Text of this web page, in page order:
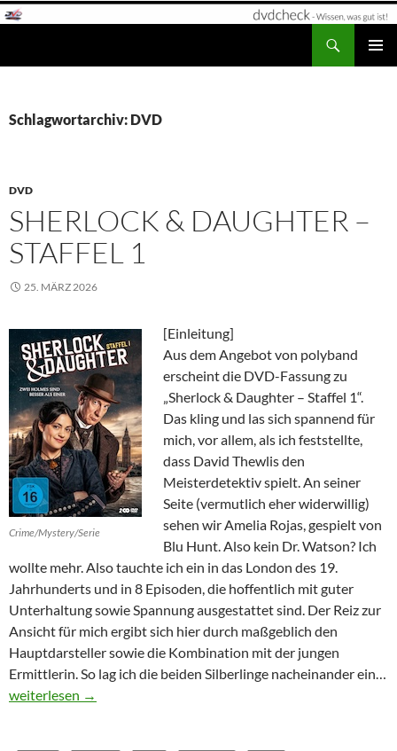
Zum
Schlagwortarchiv: DVD
DVD
SHERLOCK & DAUGHTER –
STAFFEL 1
25. MÄRZ 2026
Crime/Mystery/Serie
[Einleitung]
Aus dem Angebot von polyband
erscheint die DVD-Fassung zu
„Sherlock & Daughter – Staffel 1“.
Das kling und las sich spannend für
mich, vor allem, als ich feststellte,
dass David Thewlis den
Meisterdetektiv spielt. An seiner
Seite (vermutlich eher widerwillig)
sehen wir Amelia Rojas, gespielt von
Blu Hunt. Also kein Dr. Watson? Ich
wollte mehr. Also tauchte ich ein in das London des 19.
Jahrhunderts und in 8 Episoden, die hoffentlich mit guter
Unterhaltung sowie Spannung ausgestattet sind. Der Reiz zur
Ansicht für mich ergibt sich hier durch maßgeblich den
Hauptdarsteller sowie die Kombination mit der jungen
Ermittlerin. So lag ich die beiden Silberlinge nacheinander ein…
Sherlock & Daughter – Staffel 1
weiterlesen →